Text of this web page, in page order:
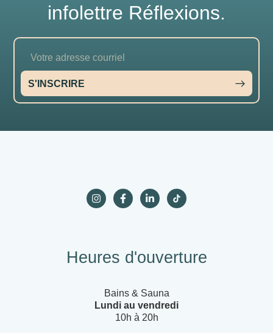
infolettre Réflexions.
S'INSCRIRE
Heures d'ouverture
Bains & Sauna
Lundi au vendredi
10h à 20h